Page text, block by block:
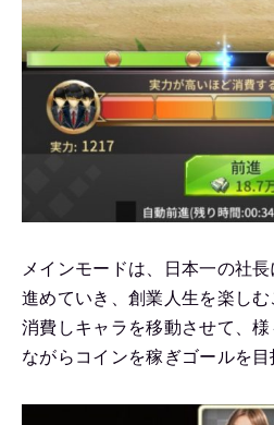
メインモードは、日本一の社
進めていき、創業人生を楽し
消費しキャラを移動させて、
ながらコインを稼ぎゴールを目